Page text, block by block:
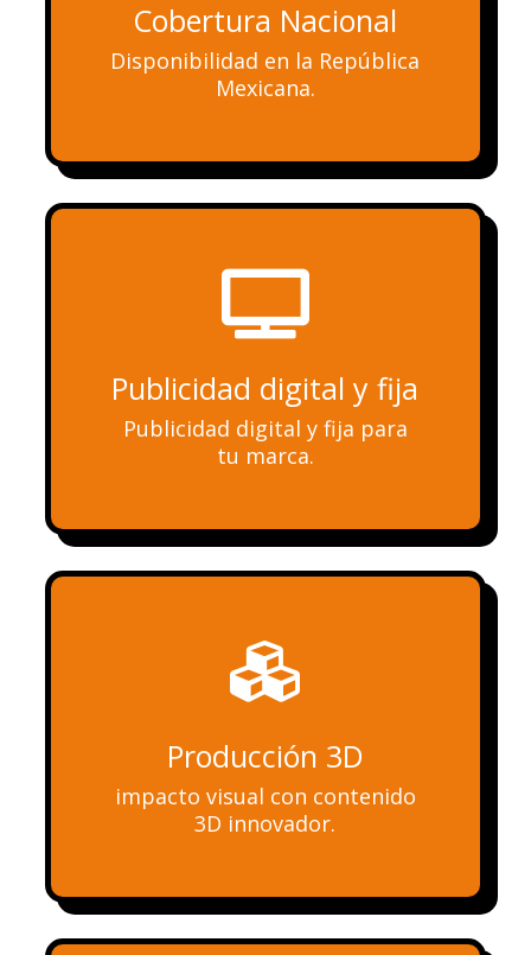
Cobertura Nacional
Disponibilidad en la República
Mexicana.

Publicidad digital y fija
Publicidad digital y fija para
tu marca.

Producción 3D
impacto visual con contenido
3D innovador.